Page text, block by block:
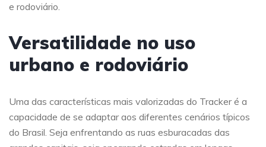
e rodoviário.
Versatilidade no uso
urbano e rodoviário
Uma das características mais valorizadas do Tracker é a
capacidade de se adaptar aos diferentes cenários típicos
do Brasil. Seja enfrentando as ruas esburacadas das